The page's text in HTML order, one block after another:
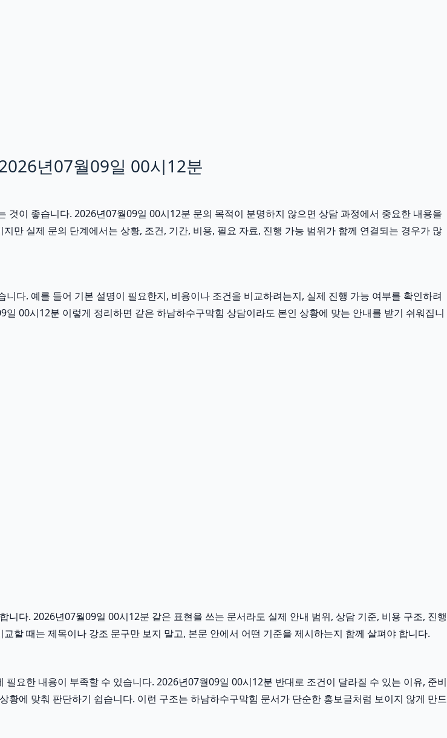
년07월09일 00시12분
이 좋습니다. 2026년07월09일 00시12분 문의 목적이 분명하지 않으면 상담 과정에서 중요한 내용을
만 실제 문의 단계에서는 상황, 조건, 기간, 비용, 필요 자료, 진행 가능 범위가 함께 연결되는 경우가 많
다. 예를 들어 기본 설명이 필요한지, 비용이나 조건을 비교하려는지, 실제 진행 가능 여부를 확인하려
00시12분 이렇게 정리하면 같은 하남하수구막힘 상담이라도 본인 상황에 맞는 안내를 받기 쉬워집니
다. 2026년07월09일 00시12분 같은 표현을 쓰는 문서라도 실제 안내 범위, 상담 기준, 비용 구조, 진행
할 때는 제목이나 강조 문구만 보지 말고, 본문 안에서 어떤 기준을 제시하는지 함께 살펴야 합니다.
요한 내용이 부족할 수 있습니다. 2026년07월09일 00시12분 반대로 조건이 달라질 수 있는 이유, 준비
에 맞춰 판단하기 쉽습니다. 이런 구조는 하남하수구막힘 문서가 단순한 홍보글처럼 보이지 않게 만드